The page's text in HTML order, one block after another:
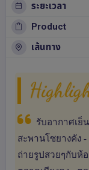
ระยะเวลา
Product
เส้นทาง
รับอากาศเย็
สะพานโซยางคัง
ถ่ายรูปสวยๆกับห้